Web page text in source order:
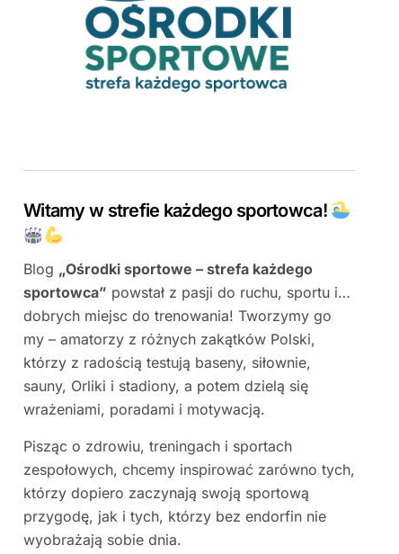
Witamy w strefie każdego sportowca!
Blog „Ośrodki sportowe – strefa każdego
sportowca” powstał z pasji do ruchu, sportu i…
dobrych miejsc do trenowania! Tworzymy go
my – amatorzy z różnych zakątków Polski,
którzy z radością testują baseny, siłownie,
sauny, Orliki i stadiony, a potem dzielą się
wrażeniami, poradami i motywacją.
Pisząc o zdrowiu, treningach i sportach
zespołowych, chcemy inspirować zarówno tych,
którzy dopiero zaczynają swoją sportową
przygodę, jak i tych, którzy bez endorfin nie
wyobrażają sobie dnia.